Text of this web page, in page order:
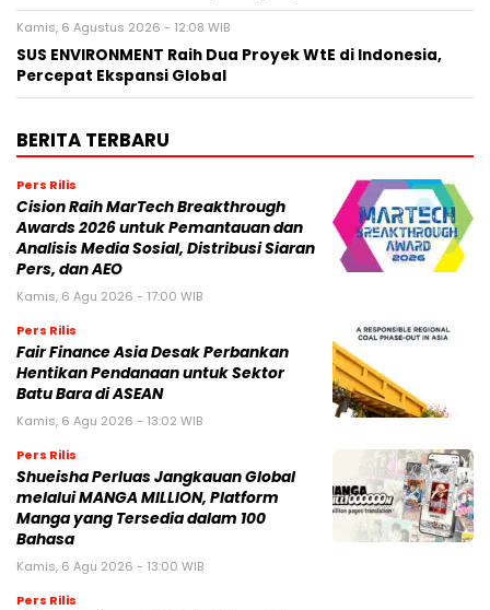
Kamis, 6 Agustus 2026 - 12:08 WIB
SUS ENVIRONMENT Raih Dua Proyek WtE di Indonesia,
Percepat Ekspansi Global
BERITA TERBARU
Pers Rilis
Cision Raih MarTech Breakthrough
Awards 2026 untuk Pemantauan dan
Analisis Media Sosial, Distribusi Siaran
Pers, dan AEO
Kamis, 6 Agu 2026 - 17:00 WIB
Pers Rilis
Fair Finance Asia Desak Perbankan
Hentikan Pendanaan untuk Sektor
Batu Bara di ASEAN
Kamis, 6 Agu 2026 - 13:02 WIB
Pers Rilis
Shueisha Perluas Jangkauan Global
melalui MANGA MILLION, Platform
Manga yang Tersedia dalam 100
Bahasa
Kamis, 6 Agu 2026 - 13:00 WIB
Pers Rilis